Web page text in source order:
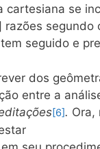
se
segundo
seguido e
dos
entre a
[6]. Ora,